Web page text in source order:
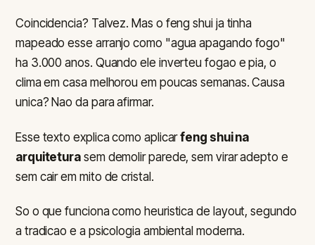
Coincidencia? Talvez. Mas o feng shui ja tinha
mapeado esse arranjo como "agua apagando fogo"
ha 3.000 anos. Quando ele inverteu fogao e pia, o
clima em casa melhorou em poucas semanas. Causa
unica? Nao da para afirmar.
Esse texto explica como aplicarfeng shui na
arquitetura sem demolir parede, sem virar adepto e
sem cair em mito de cristal.
So o que funciona como heuristica de layout, segundo
a tradicao e a psicologia ambiental moderna.